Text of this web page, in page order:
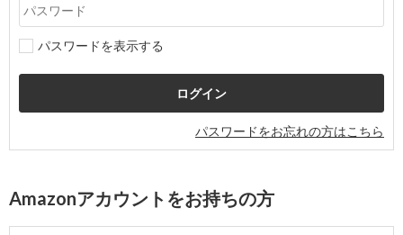
パスワードを表示する
パスワードをお忘れの方はこちら
Amazonアカウントをお持ちの方